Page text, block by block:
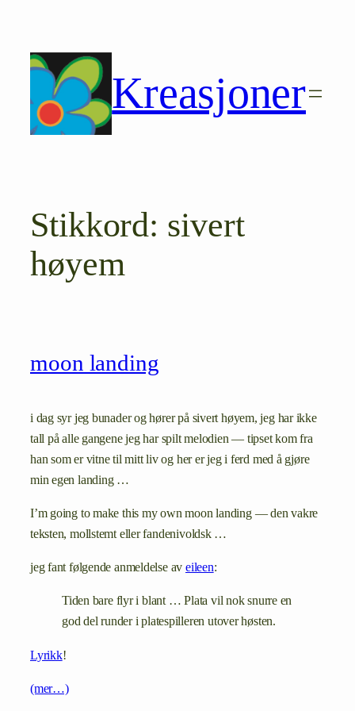
innhold
Kreasjoner
Stikkord: sivert
høyem
moon landing
i dag syr jeg bunader og hører på sivert høyem, jeg har ikke
tall på alle gangene jeg har spilt melodien — tipset kom fra
han som er vitne til mitt liv og her er jeg i ferd med å gjøre
min egen landing …
I’m going to make this my own moon landing — den vakre
teksten, mollstemt eller fandenivoldsk …
jeg fant følgende anmeldelse av eileen:
Tiden bare flyr i blant … Plata vil nok snurre en
god del runder i platespilleren utover høsten.
Lyrikk!
(mer…)